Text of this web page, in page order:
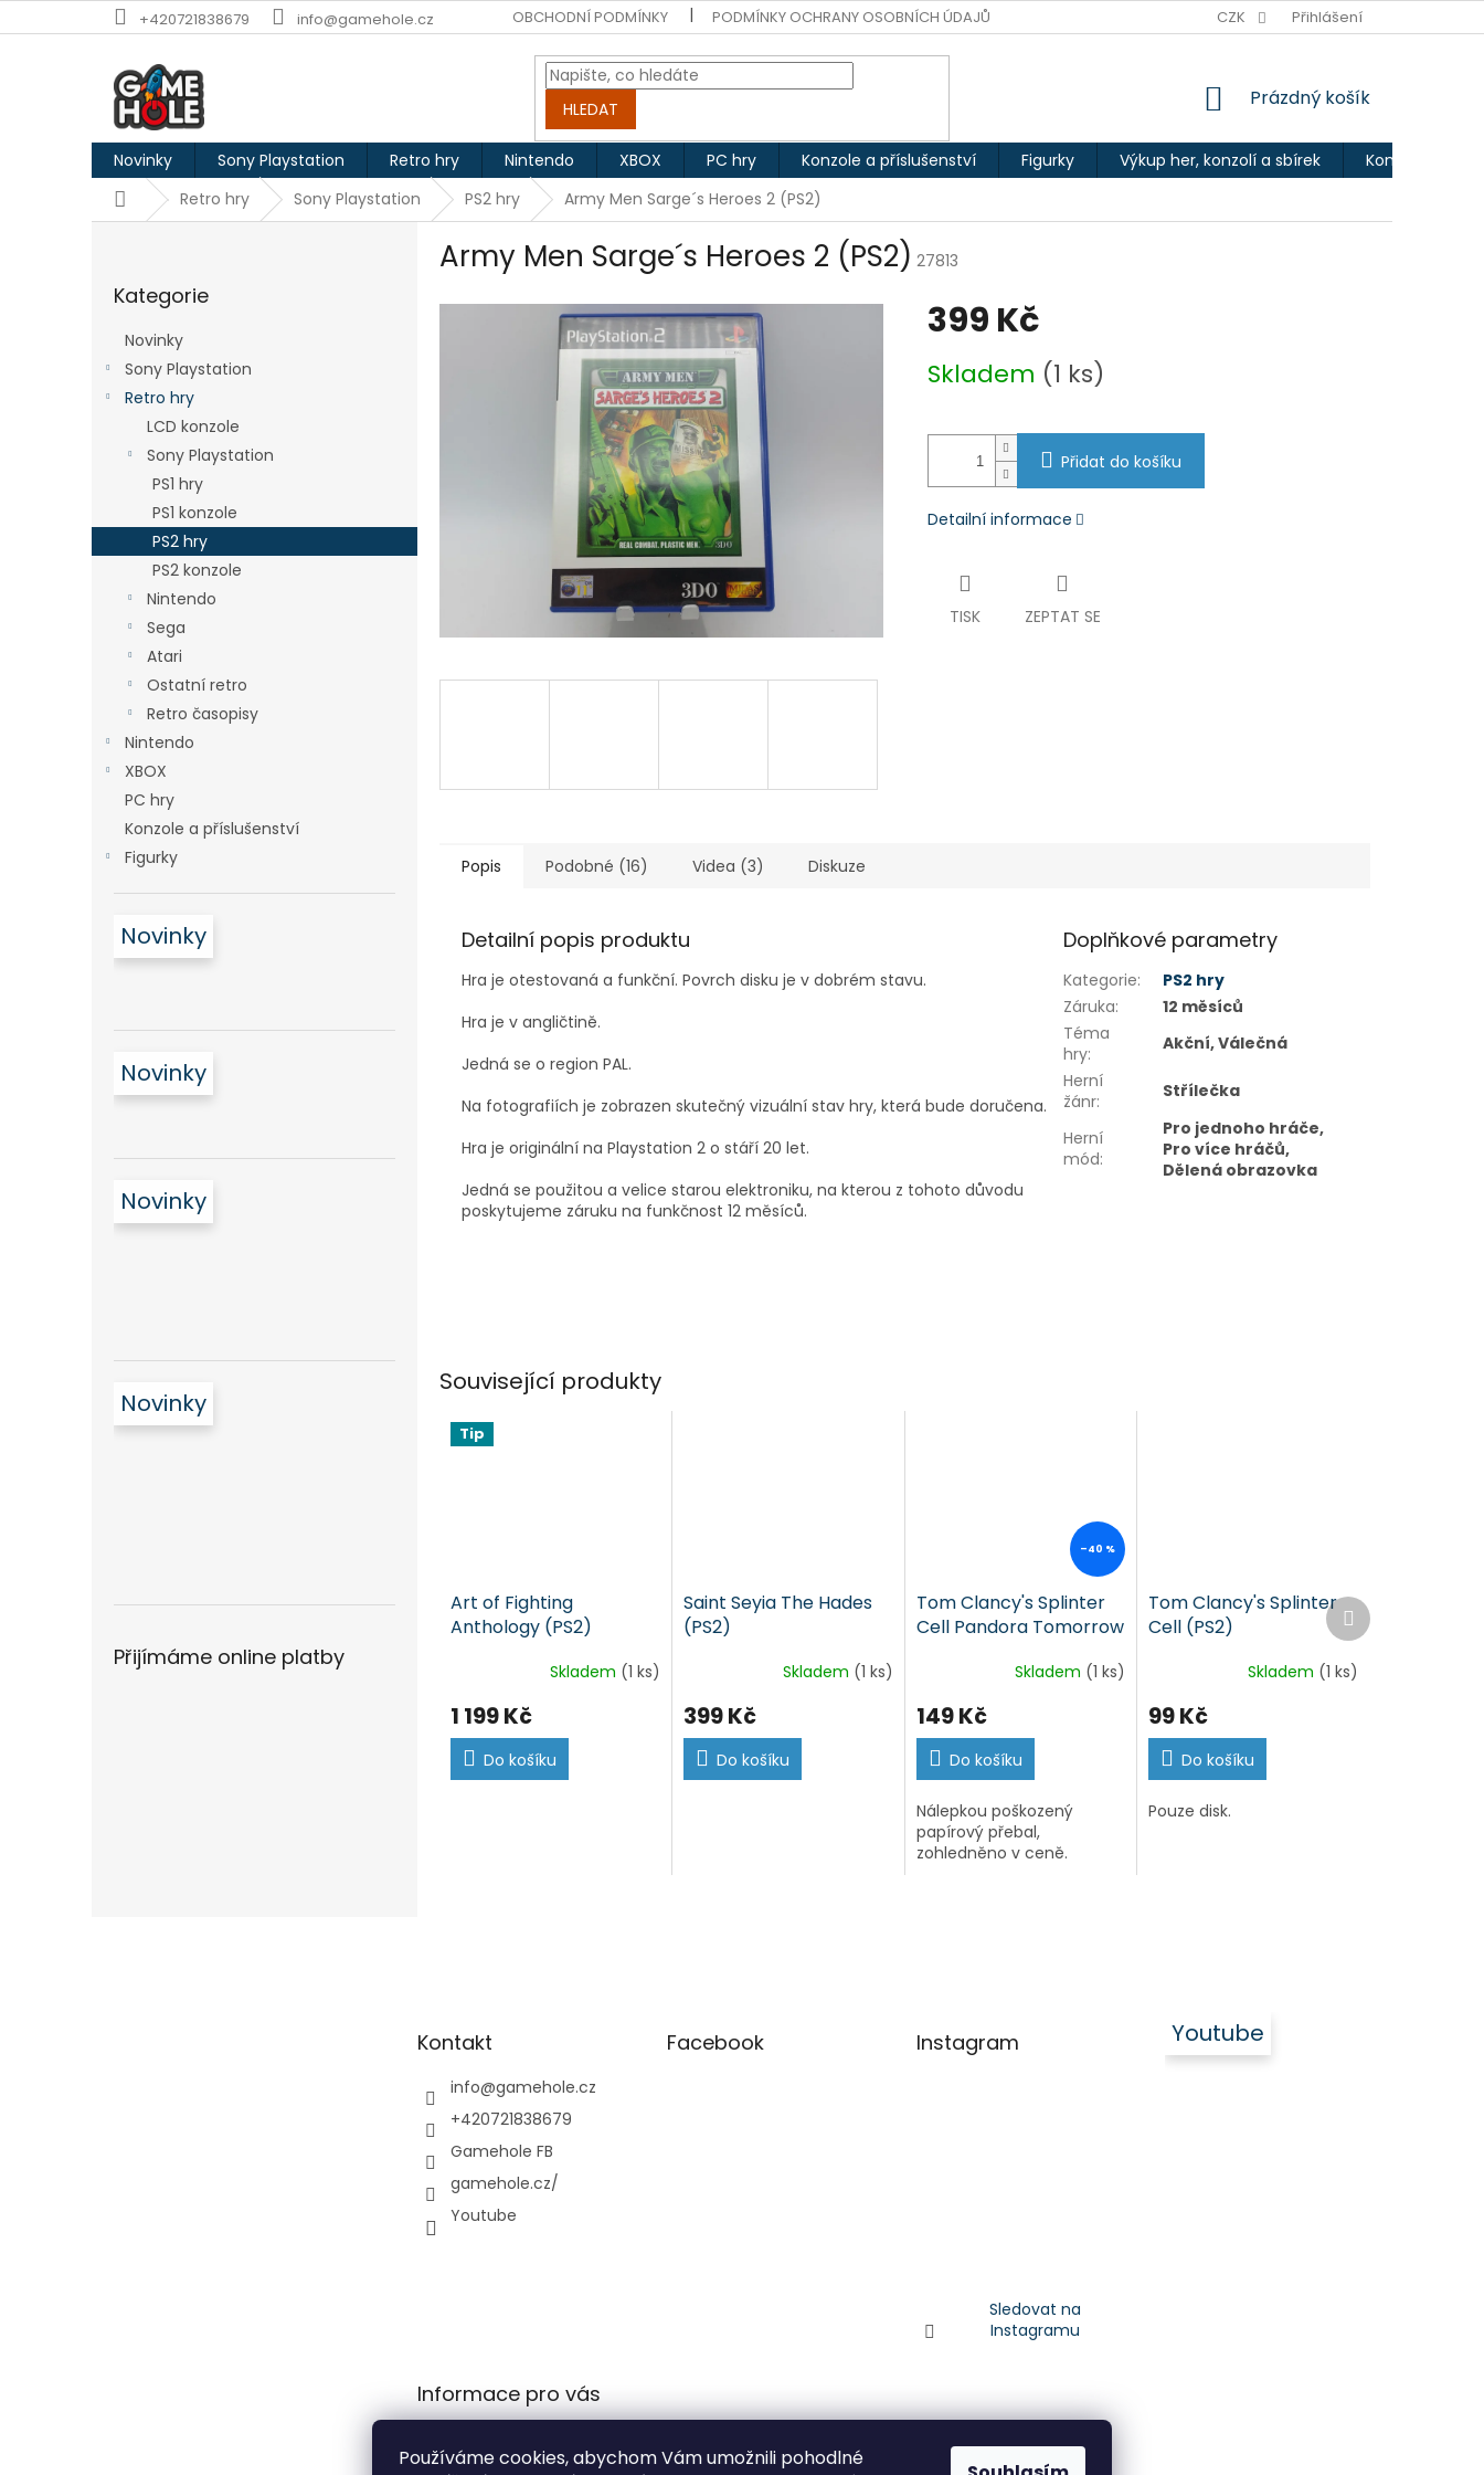
Používáme cookies, abychom Vám umožnili pohodlné
na
+420721838679 info@gamehole.cz OBCHODNÍ PODMÍNKY PODMÍNKY OCHRANY OSOBNÍCH ÚDAJŮ CZK Přihlášení
HLEDAT
NÁKUPNÍ
Prázdný košík
Novinky Sony Playstation Retro hry Nintendo XBOX PC hry Konzole a příslušenství Figurky Výkup her, konzolí a sbírek Kontakty
DomůRetro hry Sony Playstation PS2 hry Army Men Sarge´s Heroes 2 (PS2)
e
l
kategorie
Kategorie
Novinky
Sony Playstation
Retro hry
LCD konzole
Sony Playstation
PS1 hry
PS1 konzole
PS2 hry
PS2 konzole
Nintendo
Sega
Atari
Ostatní retro
Retro časopisy
Nintendo
XBOX
PC hry
Konzole a příslušenství
Figurky
Novinky
Novinky
Novinky
Novinky
Přijímáme online platby
Army Men Sarge´s Heroes 2 (PS2) 27813
399 Kč
cena:
Skladem (1 ks)
Přidat do košíku
Detailní informace
TISK ZEPTAT SE
Popis Podobné (16) Videa (3) Diskuze
Detailní popis produktu
Hra je otestovaná a funkční. Povrch disku je v dobrém stavu.
Hra je v angličtině.
Jedná se o region PAL.
Na fotografiích je zobrazen skutečný vizuální stav hry, která bude doručena.
Hra je originální na Playstation 2 o stáří 20 let.
Jedná se použitou a velice starou elektroniku, na kterou z tohoto důvodu
poskytujeme záruku na funkčnost 12 měsíců.
Doplňkové parametry
Kategorie:
PS2 hry
Záruka:
12 měsíců
Téma
hry:
Akční, Válečná
Herní
žánr: Střílečka
Herní
mód:
Pro jednoho hráče,
Pro více hráčů,
Dělená obrazovka
Související produkty
Tip
Art of Fighting
Anthology (PS2)
Skladem (1 ks)
1 199 Kč
Do košíku
Saint Seyia The Hades
(PS2)
Skladem (1 ks)
399 Kč
Do košíku
–40 %
Tom Clancy's Splinter
Cell Pandora Tomorrow
Skladem (1 ks)
149 Kč
Do košíku
Nálepkou poškozený
papírový přebal,
zohledněno v ceně.
Tom Clancy's Splinter
Cell (PS2)
Skladem (1 ks)
99 Kč
Do košíku
Pouze disk.
Další
produkt
Kontakt
info@gamehole.cz
+420721838679
Gamehole FB
gamehole.cz/
Youtube
Facebook Instagram
Sledovat na
Instagramu
Youtube
Informace pro vás
Podmínky ochrany